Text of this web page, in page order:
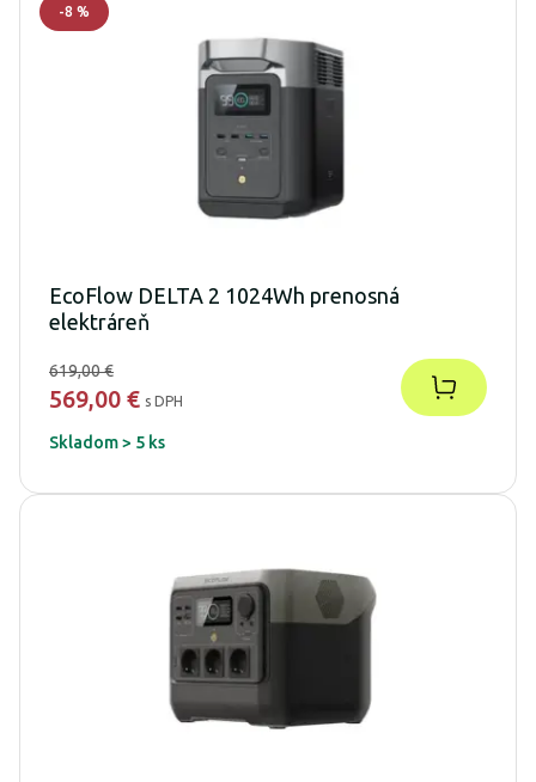
-8 %
EcoFlow DELTA 2 1024Wh prenosná
elektráreň
619,00 €
569,00 € s DPH
Skladom > 5 ks